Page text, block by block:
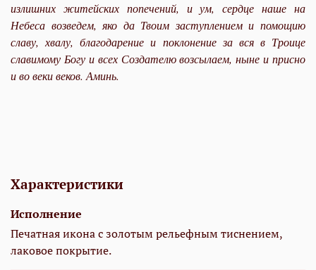
излишних житейских попечений, и ум, сердце наше на
Небеса возведем, яко да Твоим заступлением и помощию
славу, хвалу, благодарение и поклонение за вся в Троице
славимому Богу и всех Создателю возсылаем, ныне и присно
и во веки веков. Аминь.
Характеристики
Исполнение
Печатная икона с золотым рельефным тиснением,
лаковое покрытие.